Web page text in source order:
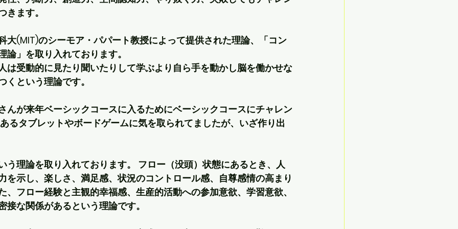
きます。
大(MIT)のシーモア・パパート教授によって提供された理論、「コン
論」を取り入れております。
は受動的に見たり聞いたりして学ぶより自ら手を動かし脳を働かせな
くという理論です。
んが来年ベーシックコースに入るためにベーシックコースにチャレン
るタブレットやボードゲームに気を取られてましたが、いざ作り出
う理論を取り入れております。 フロー（没頭）状態にあるとき、人
を示し、楽しさ、満足感、状況のコントロール感、自尊感情の高まり
、フロー経験と主観的幸福感、生産的活動への参加意欲、学習意欲、
接な関係があるという理論です。